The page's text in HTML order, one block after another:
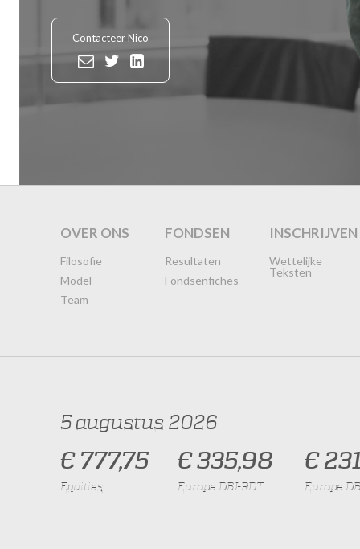
Contacteer Nico
OVER ONS
Filosofie
Model
Team
FONDSEN
Resultaten
Fondsenfiches
INSCHRIJVEN
Wettelijke
Teksten
5 augustus 2026
€ 777,75 € 335,98 €
Equities Europe DBI-RDT Europe